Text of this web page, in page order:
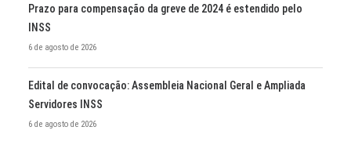
Prazo para compensação da greve de 2024 é estendido pelo
INSS
6 de agosto de 2026
Edital de convocação: Assembleia Nacional Geral e Ampliada
Servidores INSS
6 de agosto de 2026